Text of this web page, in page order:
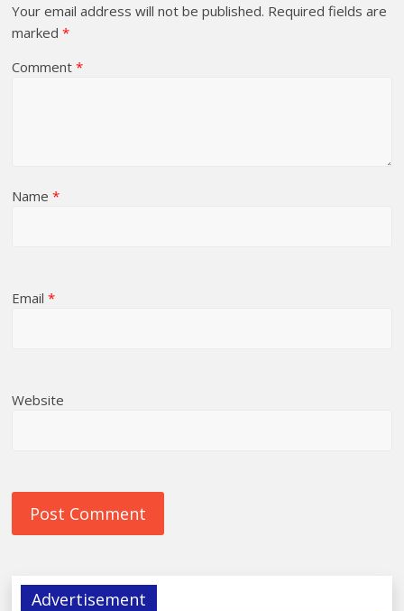
Your email address will not be published. Required fields are
marked*
Comment*
Name*
Email*
Website
Advertisement